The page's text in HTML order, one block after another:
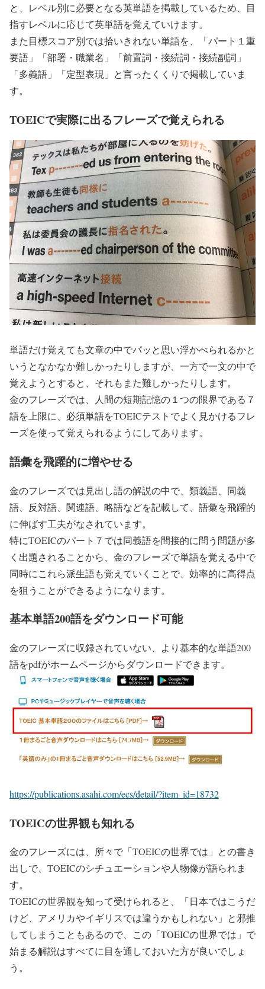
と、レベル別に必要となる英単語を掲載しているため、目
指すレベルに応じて英単語を覚えていけます。
また目標スコア別では拾いきれない単語を、「パート１重
要語」「部署・職業名」「前置詞・接続詞・接続副詞」
「多義語」「定型表現」と言ったくくりで掲載していま
す。
TOEICで実際に出るフレーズで覚えられる
単語だけ覚えても文章の中でパッと思い浮かべられるかと
いうとなかなか難しかったりしますが、一方で一文の中で
覚えようとすると、それもまた難しかったりします。
金のフレーズでは、人間の短期記憶の１つの限界である７
語を上限に、必須単語をTOEICテストでよく見かけるフレ
ーズを使って覚えられるようにしてあります。
語彙を飛躍的に増やせる
金のフレーズでは見出し語の解説の中で、類義語、同義
語、反対語、関連語、略語などを記載して、語彙を飛躍的
に伸ばす工夫がなされています。
特にTOEICのパート７では同義語を間接的に問う問題が多
く出題されることから、金のフレーズで単語を覚える中で
同時にこれら派生語も覚えていくことで、効率的に高得点
を狙うことができるようになります。
基本単語200語をダウンロード可能
金のフレーズに収録されていない、より基本的な単語200
語をpdfがホームページからダウンロードできます。
https://publications.asahi.com/ecs/detail/?item_id=18732
TOEICの世界観も知れる
金のフレーズには、所々で「TOEICの世界では」との書き
出しで、TOEICのシチュエーションや人物像が語られま
す。
TOEICの世界観を知って受けられると、「日本ではこうだ
けど、アメリカやイギリスでは違うかもしれない」と邪推
してしまうこともあるので、この「TOEICの世界では」で
始まる解説はすべてに目を通しておいた方が良いでしょ
う。